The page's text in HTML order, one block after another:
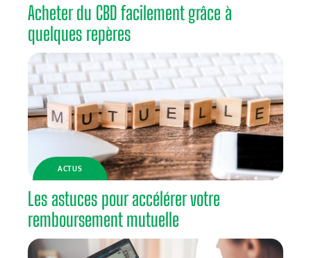
Acheter du CBD facilement grâce à
quelques repères
ACTUS
Les astuces pour accélérer votre
remboursement mutuelle